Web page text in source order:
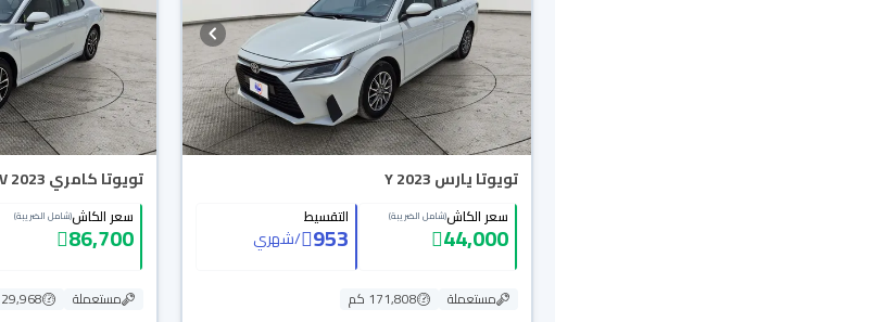
تويوتا يارس Y 2023
سعر الكاش(شامل الضريبة)
44,000
التقسيط
953
/شهري
مستعملة
171,808 كم
تويوتا كامري LE HEV 2023
سعر الكاش(شامل الضريبة)
86,700
مستعملة 29,968 كم